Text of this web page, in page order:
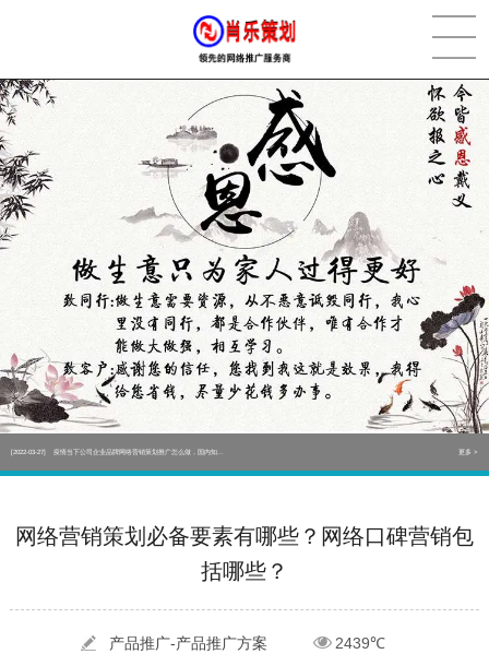
[2022-05-29] 实体门店如何做网络推广吸引客户，实体店网络营销技巧... 更多 >
[2022-05-04] 污水处理设备厂家产品如何做网络推广（污水处理项目网... 更多 >
[2022-03-27] 疫情当下公司企业品牌网络营销策划推广怎么做，国内知... 更多 >
[2022-05-04] 污水处理设备厂家产品如何做网络推广（污水处理项目网... 更多 >
疫情当下公司企业品牌网络营销策划推广怎么做，国内知...
网络营销策划必备要素有哪些？网络口碑营销包
括哪些？
产品推广-产品推广方案
2439℃